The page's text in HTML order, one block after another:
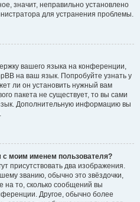
значит, неправильно установлено
для устранения проблемы.
вашего языка на конференции,
на ваш язык. Попробуйте узнать у
ли он установить нужный вам
пакета не существует, то вы сами
Дополнительную информацию вы
с моим именем пользователя?
присутствовать два изображения.
званию, обычно это звёздочки,
на то, сколько сообщений вы
Другое, обычно более